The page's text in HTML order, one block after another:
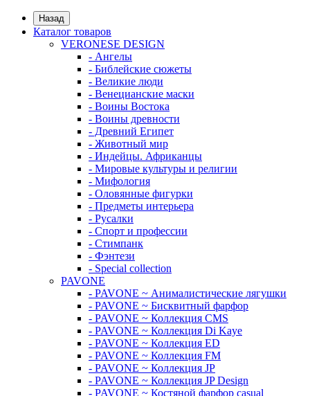
Назад
Каталог товаров
VERONESE DESIGN
- Ангелы
- Библейские сюжеты
- Великие люди
- Венецианские маски
- Воины Востока
- Воины древности
- Древний Египет
- Животный мир
- Индейцы. Африканцы
- Мировые культуры и религии
- Мифология
- Оловянные фигурки
- Предметы интерьера
- Русалки
- Спорт и профессии
- Стимпанк
- Фэнтези
- Special collection
PAVONE
- PAVONE ~ Анималистические лягушки
- PAVONE ~ Бисквитный фарфор
- PAVONE ~ Коллекция CMS
- PAVONE ~ Коллекция Di Kaye
- PAVONE ~ Коллекция ED
- PAVONE ~ Коллекция FM
- PAVONE ~ Коллекция JP
- PAVONE ~ Коллекция JP Design
- PAVONE ~ Костяной фарфор casual